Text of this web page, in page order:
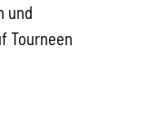
und
Tourneen